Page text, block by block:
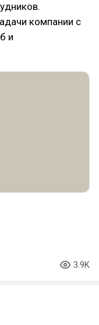
компании с
и
3.9K